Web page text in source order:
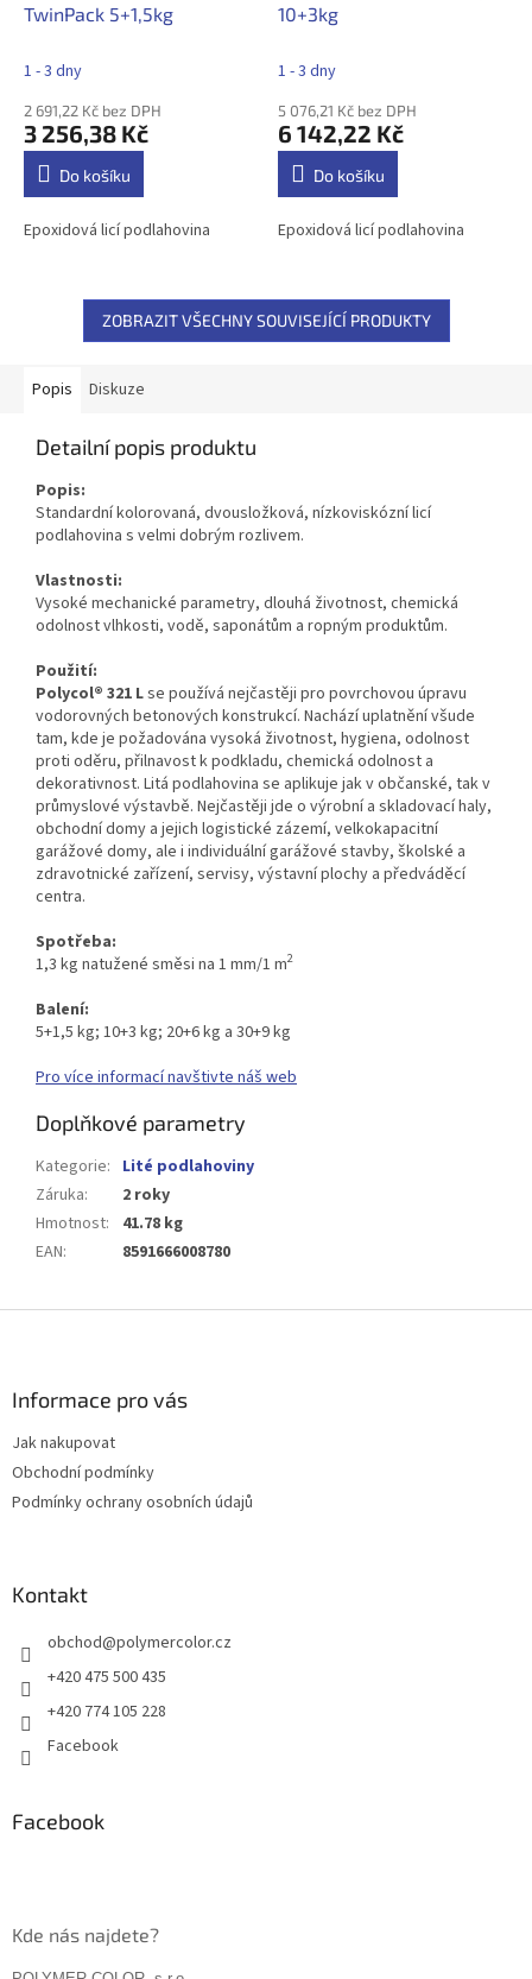
TwinPack 5+1,5kg
1 - 3 dny
2 691,22 Kč bez DPH
3 256,38 Kč
Do košíku
Epoxidová licí podlahovina
10+3kg
1 - 3 dny
5 076,21 Kč bez DPH
6 142,22 Kč
Do košíku
Epoxidová licí podlahovina
ZOBRAZIT VŠECHNY SOUVISEJÍCÍ PRODUKTY
Popis Diskuze
Detailní popis produktu
Popis:
Standardní kolorovaná, dvousložková, nízkoviskózní licí
podlahovina s velmi dobrým rozlivem.
Vlastnosti:
Vysoké mechanické parametry, dlouhá životnost, chemická
odolnost vlhkosti, vodě, saponátům a ropným produktům.
Použití:
Polycol® 321 Lse používá nejčastěji pro povrchovou úpravu
vodorovných betonových konstrukcí. Nachází uplatnění všude
tam, kde je požadována vysoká životnost, hygiena, odolnost
proti oděru, přilnavost k podkladu, chemická odolnost a
dekorativnost. Litá podlahovina se aplikuje jak v občanské, tak v
průmyslové výstavbě. Nejčastěji jde o výrobní a skladovací haly,
obchodní domy a jejich logistické zázemí, velkokapacitní
garážové domy, ale i individuální garážové stavby, školské a
zdravotnické zařízení, servisy, výstavní plochy a předváděcí
centra.
Spotřeba:
1,3 kg natužené směsi na 1 mm/1 m2
Balení:
5+1,5 kg; 10+3 kg; 20+6 kg a 30+9 kg
Pro více informací navštivte náš web
Doplňkové parametry
Kategorie: Lité podlahoviny
Záruka:
2 roky
Hmotnost:
41.78 kg
EAN: 8591666008780
Informace pro vás
Jak nakupovat
Obchodní podmínky
Podmínky ochrany osobních údajů
Kontakt
obchod@polymercolor.cz
+420 475 500 435
+420 774 105 228
Facebook
Facebook
Kde nás najdete?